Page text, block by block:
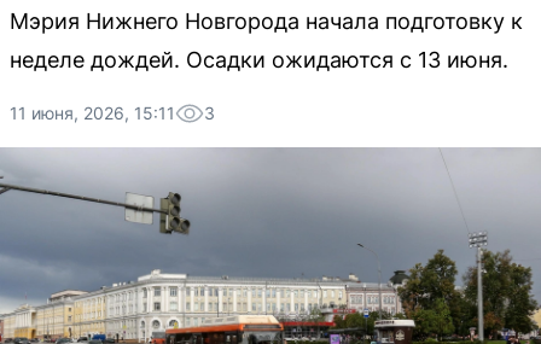
Мэрия Нижнего Новгорода начала подготовку к
неделе дождей. Осадки ожидаются с 13 июня.
11 июня, 2026, 15:11 3